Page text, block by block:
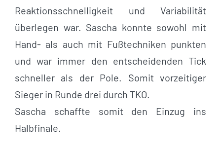
Reaktionsschnelligkeit und Variabilität
überlegen war. Sascha konnte sowohl mit
Hand- als auch mit Fußtechniken punkten
und war immer den entscheidenden Tick
schneller als der Pole. Somit vorzeitiger
Sieger in Runde drei durch TKO.
Sascha schaffte somit den Einzug ins
Halbfinale.